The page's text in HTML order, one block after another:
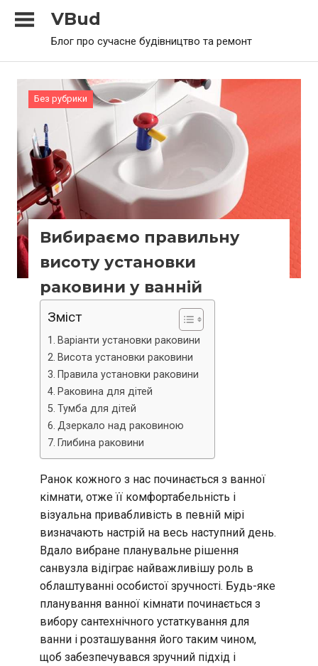
VBud
Блог про сучасне будівництво та ремонт
Без рубрики
Вибираємо правильну
висоту установки
раковини у ванній
Зміст
Варіанти установки раковини
Висота установки раковини
Правила установки раковини
Раковина для дітей
Тумба для дітей
Дзеркало над раковиною
Глибина раковини
Ранок кожного з нас починається з ванної
кімнати, отже її комфортабельність і
візуальна привабливість в певній мірі
визначають настрій на весь наступний день.
Вдало вибране планувальне рішення
санвузла відіграє найважливішу роль в
облаштуванні особистої зручності. Будь-яке
планування ванної кімнати починається з
вибору сантехнічного устаткування для
ванни і розташування його таким чином,
щоб забезпечувався зручний підхід і